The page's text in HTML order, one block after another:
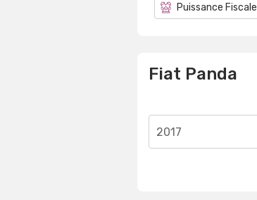
Puissance Fiscale
Fiat Panda
2017